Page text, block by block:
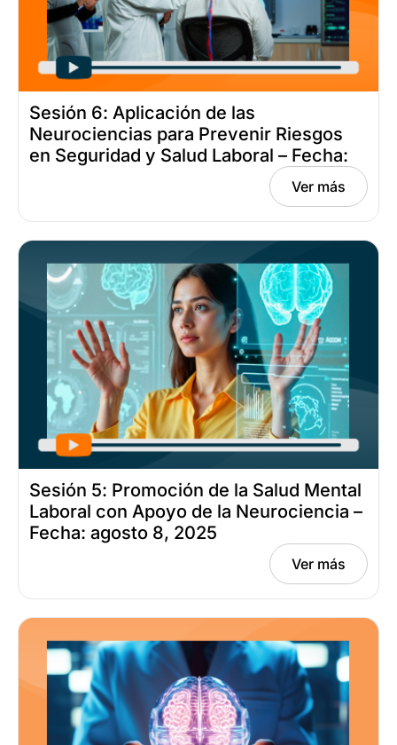
Sesión 6: Aplicación de las
Neurociencias para Prevenir Riesgos
en Seguridad y Salud Laboral – Fecha:
Ver más
Sesión 5: Promoción de la Salud Mental
Laboral con Apoyo de la Neurociencia –
Fecha: agosto 8, 2025
Ver más